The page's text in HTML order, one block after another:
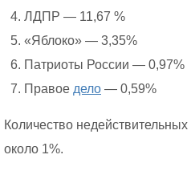
ЛДПР — 11,67 %
«Яблоко» — 3,35%
Патриоты России — 0,97%
Правое дело — 0,59%
Количество
около 1%.